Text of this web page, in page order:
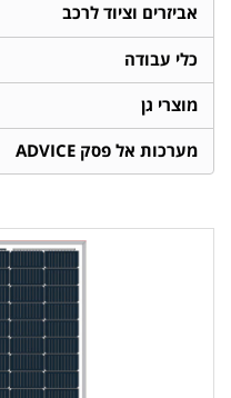
אביזרים וציוד לרכב
כלי עבודה
מוצרי גן
מערכות אל פסק ADVICE